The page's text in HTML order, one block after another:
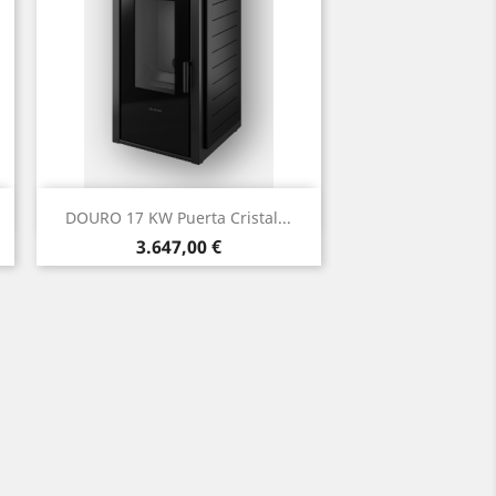
DOURO 17 KW Puerta Cristal...
Precio
3.647,00 €
Vista rápida
NegroBlancoCerámica
roja